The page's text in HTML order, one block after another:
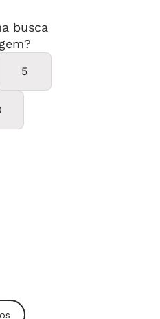
com vagas
Adjunto na
e para as
Inglês,
atuar. A
com
será feita por